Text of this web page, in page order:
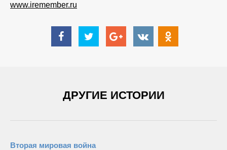
www.iremember.ru
ДРУГИЕ ИСТОРИИ
Вторая мировая война